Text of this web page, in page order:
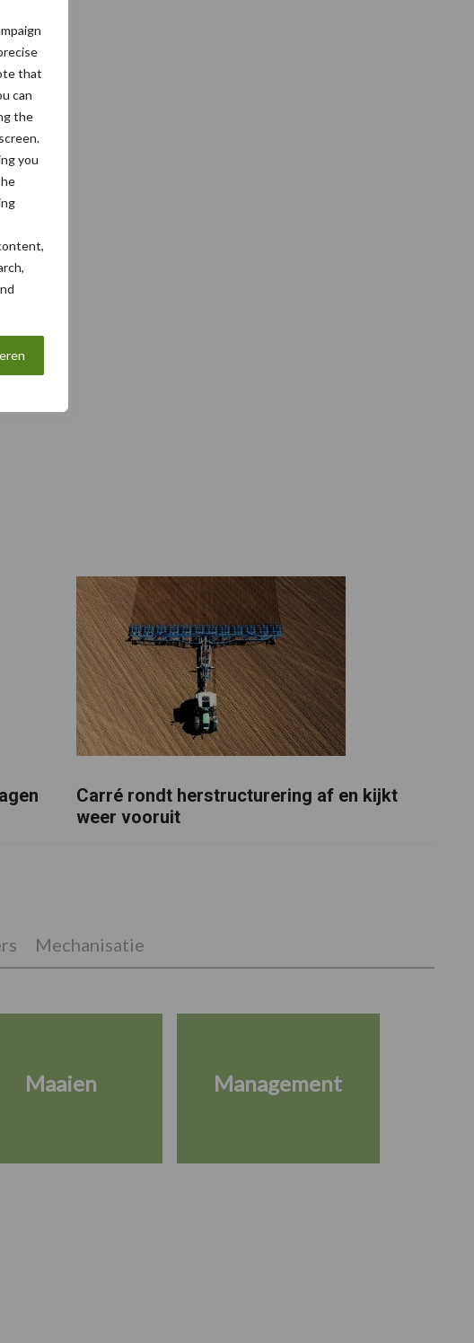
that
can
the
you
Wat
we
zijn
Carré rondt herstructurering af en kijkt
weer vooruit
Mechanisatie
Maaien Management